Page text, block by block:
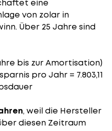
eine
von zolar in
Über 25 Jahre sind
bis zur Amortisation)
pro Jahr = 7.803,11
, weil die Hersteller
diesen Zeitraum